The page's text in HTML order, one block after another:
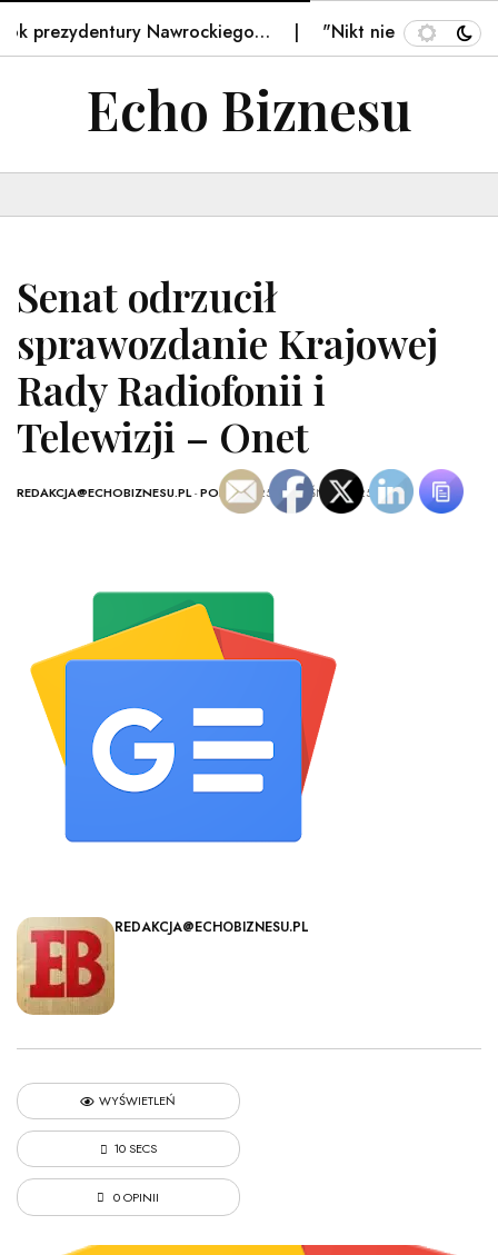
Nawrockiego… "Nikt nie pyta, ile masz
Echo Biznesu
Senat odrzucił
sprawozdanie Krajowej
Rady Radiofonii i
Telewizji – Onet
REDAKCJA@ECHOBIZNESU.PL-POLSKA - 25 WRZEŚNIA, 2025
REDAKCJA@ECHOBIZNESU.PL
WYŚWIETLEŃ
10 SECS
0 OPINII